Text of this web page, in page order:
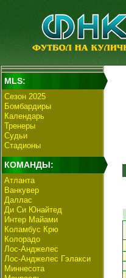
MLS:
Сезон 2025
Бомбардиры
Календарь
Тренеры
Судьи
Стадионы
КОМАНДЫ:
Атланта
Ванкувер
Даллас
Ди Си Юнайтед
Интер Майами
Коламбус Крю
Колорадо
Лос-Анджелес
Лос-Анджелес Гэлакси
Миннесота